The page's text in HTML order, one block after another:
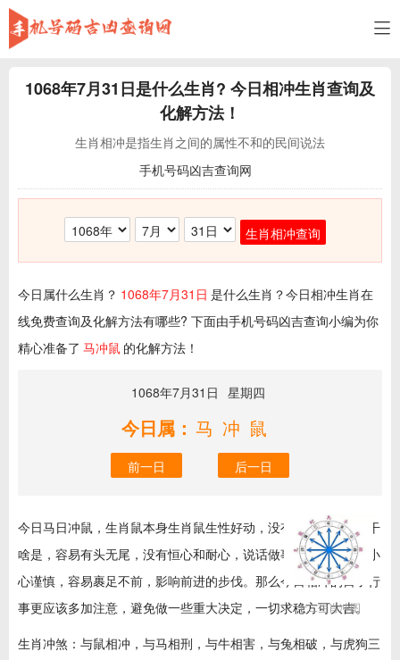
1068年7月31日是什么生肖? 今日相冲生肖查询及
化解方法！
生肖相冲是指生肖之间的属性不和的民间说法
手机号码凶吉查询网
生肖相冲查询
今日属什么生肖？ 1068年7月31日 是什么生肖？今日相冲生肖在
线免费查询及化解方法有哪些? 下面由手机号码凶吉查询小编为你
精心准备了 马冲鼠 的化解方法！
1068年7月31日 星期四
今日属： 马冲鼠
前一日 后一日
十二生肖冲图
今日马日冲鼠，生肖鼠本身生肖鼠生性好动，没有持久心，不管干
啥是，容易有头无尾，没有恒心和耐心，说话做事太小心，处处小
心谨慎，容易裹足不前，影响前进的步伐。那么今日相冲的日子行
事更应该多加注意，避免做一些重大决定，一切求稳方可大吉。
生肖冲煞：与鼠相冲，与马相刑，与牛相害，与兔相破，与虎狗三